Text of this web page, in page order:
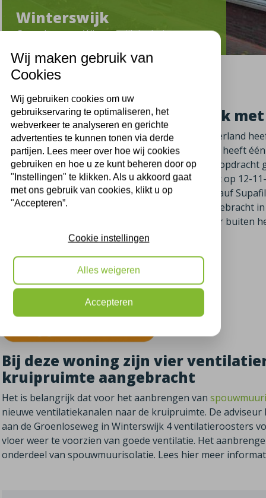
Winterswijk
Groenloseweg Winterswijk isolatie
Woningisolatie in Winterswijk
Ook in Winterswijk aan de Groenloseweg in Gelderland
voorzien van spouwmuurisolatie. Enige tijd terug heeft
isolatieadvies uitgebracht. De bewoners hebben
laten isoleren. Onze uitvoerde isolatieploeg heeft op 12-
vakkundig voorzien van minerale glaswol van Knauf
Winterswijk zitten er vanaf dat de isolatie is aangebracht
spouwmuurisolatie zorgt ervoor dat de kou beter buiten
Meer informatie over spouwmuurisolatie
Bekijk hier onze isolatie projecten in Winterswijk
Bij deze woning zijn vier
kruipruimte aangebracht
Het is belangrijk dat voor het aanbrengen van
nieuwe ventilatiekanalen naar de kruipruimte. De
aan de Groenloseweg in Winterswijk 4 ventilatieroosters
vloer weer te voorzien van goede ventilatie. Het
onderdeel van spouwmuurisolatie. Lees hier meer
Wij maken gebruik van
Cookies
Wij gebruiken cookies om uw
gebruikservaring te optimaliseren, het
webverkeer te analyseren en gerichte
advertenties te kunnen tonen via derde
partijen. Lees meer over hoe wij cookies
gebruiken en hoe u ze kunt beheren door op
"Instellingen" te klikken. Als u akkoord gaat
met ons gebruik van cookies, klikt u op
"Accepteren”.
Cookie instellingen
Alles weigeren
Accepteren